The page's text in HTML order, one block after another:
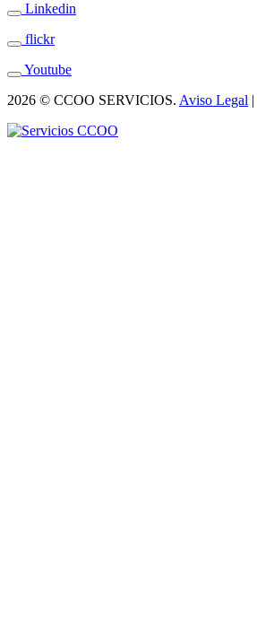
Linkedin
flickr
Youtube
2026 © CCOO SERVICIOS. Aviso Legal |